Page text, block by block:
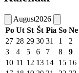
August2026
Po Ut St Št Pia So Ne
27 28 29 30 31 1
2
3
4 5 6 7 8
9
10 11 12 13 14 15 16